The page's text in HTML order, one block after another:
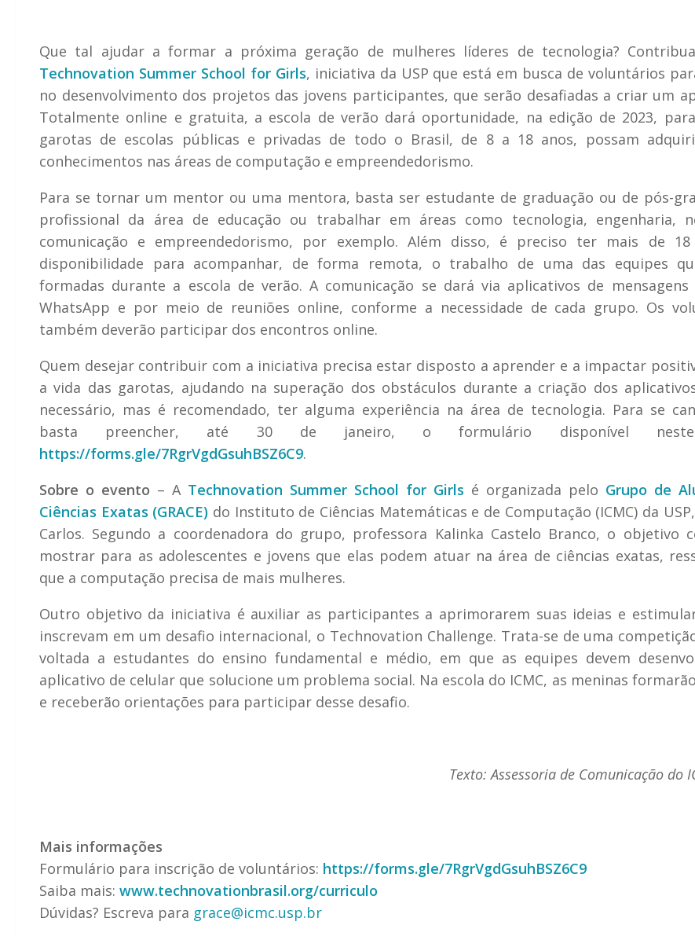
Que tal ajudar a formar a próxima geração de mulheres líderes de tecnologia?
Technovation Summer School for Girls, iniciativa da USP que está em busca de voluntários
no desenvolvimento dos projetos das jovens participantes, que serão desafiadas a criar um
Totalmente online e gratuita, a escola de verão dará oportunidade, na edição de 2023,
garotas de escolas públicas e privadas de todo o Brasil, de 8 a 18 anos, possam
conhecimentos nas áreas de computação e empreendedorismo.
Para se tornar um mentor ou uma mentora, basta ser estudante de graduação ou de pós-
profissional da área de educação ou trabalhar em áreas como tecnologia, engenharia,
comunicação e empreendedorismo, por exemplo. Além disso, é preciso ter mais de
disponibilidade para acompanhar, de forma remota, o trabalho de uma das equipes
formadas durante a escola de verão. A comunicação se dará via aplicativos de
WhatsApp e por meio de reuniões online, conforme a necessidade de cada grupo. Os
também deverão participar dos encontros online.
Quem desejar contribuir com a iniciativa precisa estar disposto a aprender e a impactar
a vida das garotas, ajudando na superação dos obstáculos durante a criação dos
necessário, mas é recomendado, ter alguma experiência na área de tecnologia. Para se
basta preencher, até 30 de janeiro, o formulário disponível
https://forms.gle/7RgrVgdGsuhBSZ6C9.
Sobre o evento – A Technovation Summer School for Girls é organizada pelo Grupo de
Ciências Exatas (GRACE) do Instituto de Ciências Matemáticas e de Computação (ICMC) da
Carlos. Segundo a coordenadora do grupo, professora Kalinka Castelo Branco, o objetivo
mostrar para as adolescentes e jovens que elas podem atuar na área de ciências exatas,
que a computação precisa de mais mulheres.
Outro objetivo da iniciativa é auxiliar as participantes a aprimorarem suas ideias e
inscrevam em um desafio internacional, o Technovation Challenge. Trata-se de uma
voltada a estudantes do ensino fundamental e médio, em que as equipes devem
aplicativo de celular que solucione um problema social. Na escola do ICMC, as meninas
e receberão orientações para participar desse desafio.
Texto: Assessoria de Comunicação do
Mais informações
Formulário para inscrição de voluntários: https://forms.gle/7RgrVgdGsuhBSZ6C9
Saiba mais: www.technovationbrasil.org/curriculo
Dúvidas? Escreva para grace@icmc.usp.br